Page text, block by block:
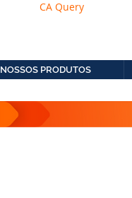
NOSSOS PRODUTOS
CA Query